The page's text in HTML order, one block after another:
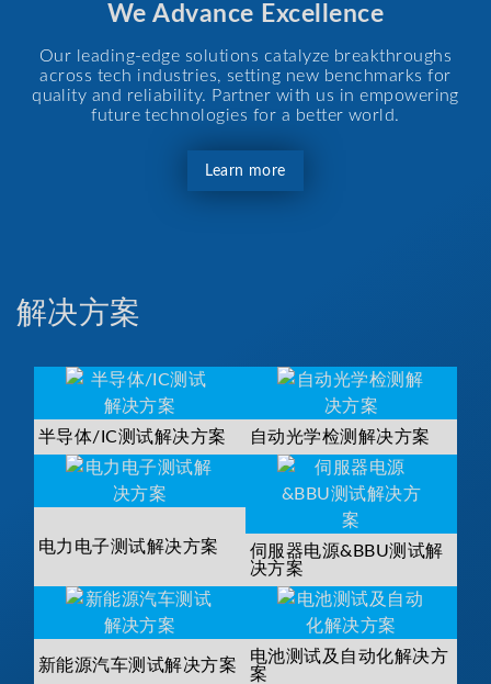
We Advance Excellence
Our leading-edge solutions catalyze breakthroughs
across tech industries, setting new benchmarks for
quality and reliability. Partner with us in empowering
future technologies for a better world.
Learn more
解决方案
半导体/IC测试解决方案 自动光学检测解决方案
电力电子测试解决方案
伺服器电源&BBU测试解
决方案
新能源汽车测试解决方案
电池测试及自动化解决方
案